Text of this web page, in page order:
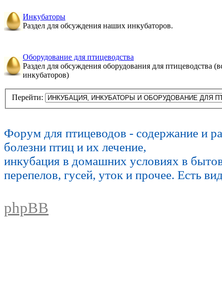
Инкубаторы
Раздел для обсуждения наших инкубаторов.
Оборудование для птицеводства
Раздел для обсуждения оборудования для птицеводства
инкубаторов)
Перейти:
Форум для птицеводов - содержание и
болезни птиц и их лечение,
инкубация в домашних условиях в
перепелов, гусей, уток и прочее. Есть
phpBB